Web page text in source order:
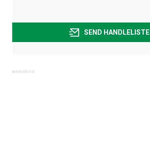
SEND HANDLELISTE